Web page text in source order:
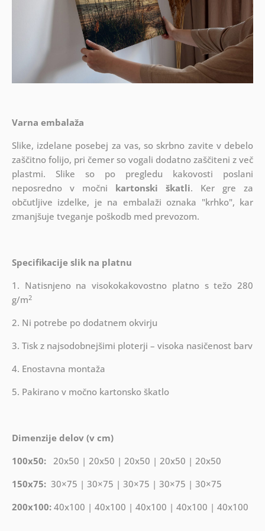
Varna embalaža
Slike, izdelane posebej za vas, so skrbno zavite v debelo
zaščitno folijo, pri čemer so vogali dodatno zaščiteni z več
plastmi. Slike so po pregledu kakovosti poslani
neposredno v močni kartonski škatli. Ker gre za
občutljive izdelke, je na embalaži oznaka "krhko", kar
zmanjšuje tveganje poškodb med prevozom.
Specifikacije slik na platnu
1. Natisnjeno na visokokakovostno platno s težo 280
g/m2
2. Ni potrebe po dodatnem okvirju
3. Tisk z najsodobnejšimi ploterji – visoka nasičenost barv
4. Enostavna montaža
5. Pakirano v močno kartonsko škatlo
Dimenzije delov (v cm)
100x50: 20x50 | 20x50 | 20x50 | 20x50 | 20x50
150x75: 30×75 | 30×75 | 30×75 | 30×75 | 30×75
200x100: 40x100 | 40x100 | 40x100 | 40x100 | 40x100